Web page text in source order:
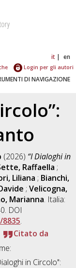
it en
Login per gli autori
DI NAVIGAZIONE
(2026) “I Dialoghi in
Raffaella ;
Liliana ; Bianchi,
; Velicogna,
Marianna. Italia:
DOI
.
Citato da
in Circolo":